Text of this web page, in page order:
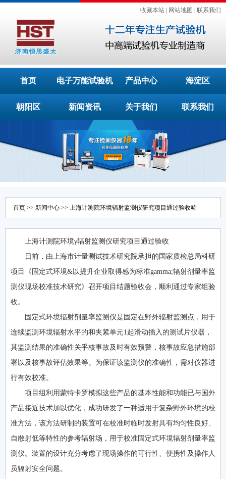
收藏本站 网站地图 联系我们
首页 电子万能试验机 产品中心 海淀区
朝阳区 新闻资讯 关于我们 联系我们
首页 >> 新闻中心 >> 上海计测院环境辐射监测仪研究项目通过验收咗
上海计测院环境γ辐射监测仪研究项目通过验收
日前，由上海市计量测试技术研究院承担的国家质检总局科研
项目《固定式环境&以提升企业取得感为标准gamma;辐射剂量率监
测仪现场校准技术研究》召开项目结题验收会，顺利通过专家组验
收。
固定式环境辐射剂量率监测仪是固定在野外辐射监测点，用于
连续监测环境辐射水平的和夹紧单元1起滑动插入的测试片仪器，
其监测结果的准确性关乎核事故及时有效预警，核事故应急措施部
署以及核事故评估效果等。为保证该监测仪的准确性，需对仪器进
行有效校准。
项目组利用蒙特卡罗模拟这些产品的基本性能和功能已与国外
产品接近技术加以优化，成功研发了一种适用于复杂野外环境的校
准方法，该方法研制的装置可在校准时临时发射具有均匀性良好、
自散射低等特性的参考辐射场，用于校准固定式环境辐射剂量率监
测仪。装置的设计充分考虑了现场操作的可行性、便携性及操作人
员辐射安全问题。